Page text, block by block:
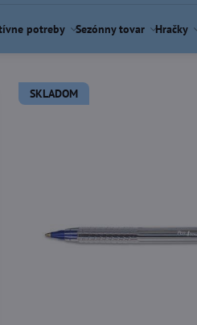
potreby Sezónny tovar Hračky
SKLADOM